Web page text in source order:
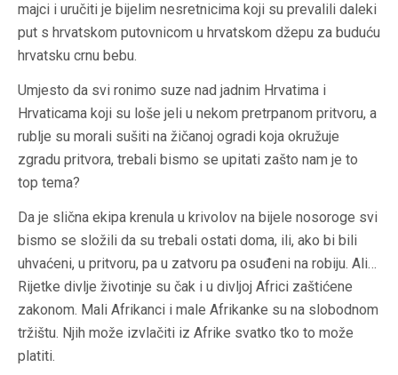
majci i uručiti je bijelim nesretnicima koji su prevalili daleki
put s hrvatskom putovnicom u hrvatskom džepu za buduću
hrvatsku crnu bebu.
Umjesto da svi ronimo suze nad jadnim Hrvatima i
Hrvaticama koji su loše jeli u nekom pretrpanom pritvoru, a
rublje su morali sušiti na žičanoj ogradi koja okružuje
zgradu pritvora, trebali bismo se upitati zašto nam je to
top tema?
Da je slična ekipa krenula u krivolov na bijele nosoroge svi
bismo se složili da su trebali ostati doma, ili, ako bi bili
uhvaćeni, u pritvoru, pa u zatvoru pa osuđeni na robiju. Ali…
Rijetke divlje životinje su čak i u divljoj Africi zaštićene
zakonom. Mali Afrikanci i male Afrikanke su na slobodnom
tržištu. Njih može izvlačiti iz Afrike svatko tko to može
platiti.